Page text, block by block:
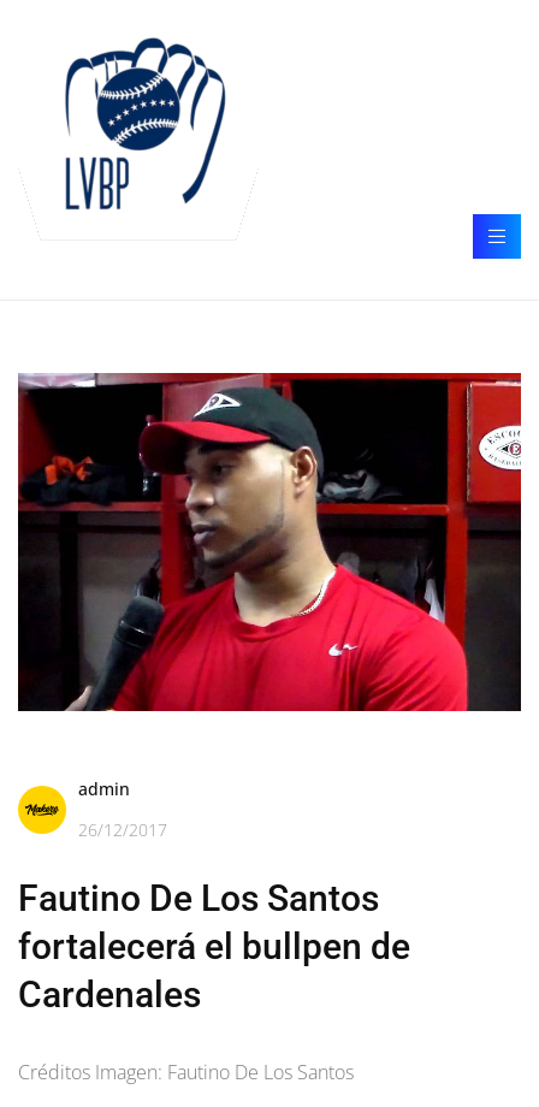
admin
26/12/2017
Fautino De Los Santos
fortalecerá el bullpen de
Cardenales
Créditos Imagen: Fautino De Los Santos